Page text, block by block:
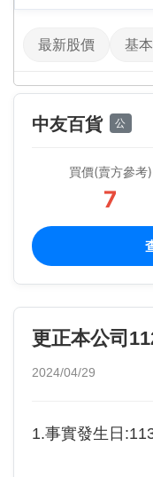
最新股價 基
中友百貨 公
買價(賣方參考)
7
更正本公司
2024/04/29
1.事實發生日